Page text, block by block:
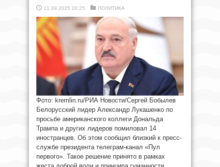
11.09.2025 20:25 ПОЛИТИКА
Фото: kremlin.ru/РИА Новости/Сергей Бобылев
Белорусский лидер Александр Лукашенко по
просьбе американского коллеги Дональда
Трампа и других лидеров помиловал 14
иностранцев. Об этом сообщил близкий к пресс-
службе президента телеграм-канал «Пул
первого». Такое решение принято в рамках